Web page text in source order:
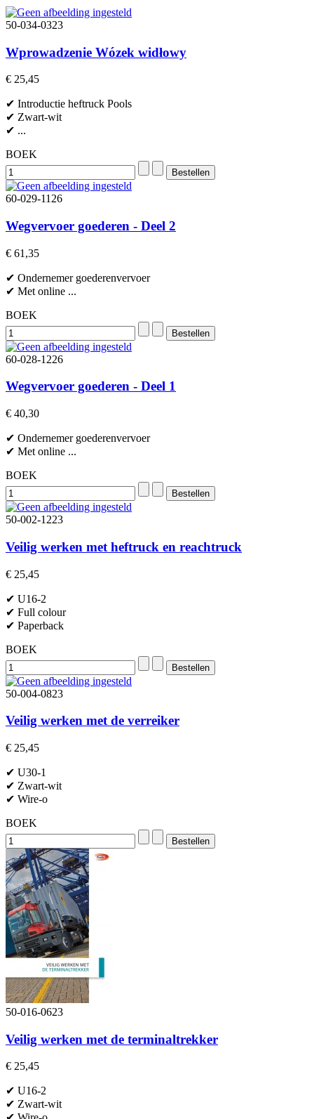
50-034-0323
Wprowadzenie Wózek widłowy
€ 25,45
✔ Introductie heftruck Pools
✔ Zwart-wit
✔ ...
BOEK
60-029-1126
Wegvervoer goederen - Deel 2
€ 61,35
✔ Ondernemer goederenvervoer
✔ Met online ...
BOEK
60-028-1226
Wegvervoer goederen - Deel 1
€ 40,30
✔ Ondernemer goederenvervoer
✔ Met online ...
BOEK
50-002-1223
Veilig werken met heftruck en reachtruck
€ 25,45
✔ U16-2
✔ Full colour
✔ Paperback
BOEK
50-004-0823
Veilig werken met de verreiker
€ 25,45
✔ U30-1
✔ Zwart-wit
✔ Wire-o
BOEK
50-016-0623
Veilig werken met de terminaltrekker
€ 25,45
✔ U16-2
✔ Zwart-wit